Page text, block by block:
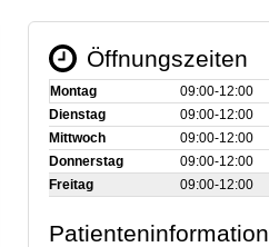
Öffnungszeiten
Montag 09:00‑12:00
Dienstag
09:00‑12:00
Mittwoch
09:00‑12:00
Donnerstag
09:00‑12:00
Freitag
09:00‑12:00
Patienteninformation